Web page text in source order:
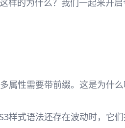
的为什么？我们一起来开启
属性需要带前缀。这是为什么
样式语法还存在波动时，它